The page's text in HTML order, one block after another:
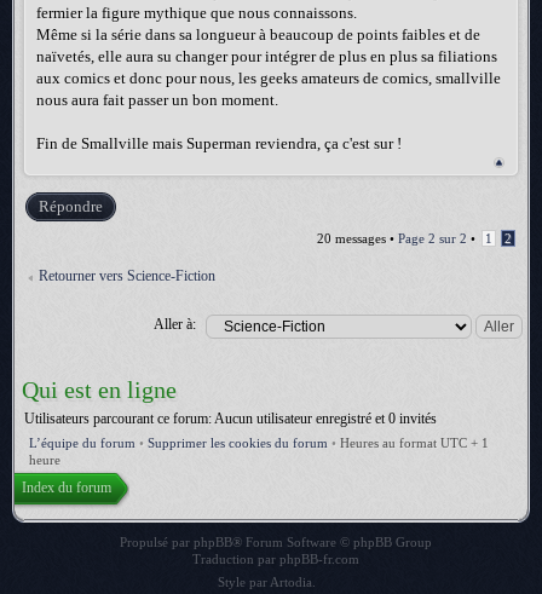
fermier la figure mythique que nous connaissons.
Même si la série dans sa longueur à beaucoup de points faibles et de
naïvetés, elle aura su changer pour intégrer de plus en plus sa filiations
aux comics et donc pour nous, les geeks amateurs de comics, smallville
nous aura fait passer un bon moment.
Fin de Smallville mais Superman reviendra, ça c'est sur !
Répondre
20 messages • Page 2 sur 2 • 1 2
Retourner vers Science-Fiction
Aller à:
Qui est en ligne
Utilisateurs parcourant ce forum: Aucun utilisateur enregistré et 0 invités
L’équipe du forum • Supprimer les cookies du forum • Heures au format UTC + 1
heure
Index du forum
Propulsé par phpBB® Forum Software © phpBB Group
Traduction par phpBB-fr.com
Style par Artodia